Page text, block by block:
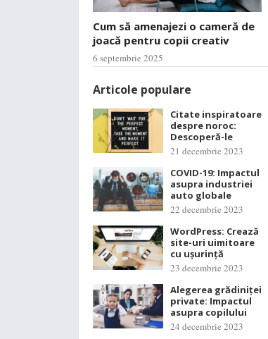
Cum să amenajezi o cameră de
joacă pentru copii creativ
6 septembrie 2025
Articole populare
Citate inspiratoare
despre noroc:
Descoperă-le
21 decembrie 2023
COVID-19: Impactul
asupra industriei
auto globale
22 decembrie 2023
WordPress: Crează
site-uri uimitoare
cu ușurință
23 decembrie 2023
Alegerea grădiniței
private: Impactul
asupra copilului
24 decembrie 2023